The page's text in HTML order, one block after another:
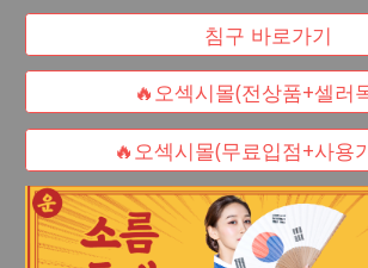
침구 바로가기
🔥오섹시몰(전상품+셀러
🔥오섹시몰(무료입점+사용